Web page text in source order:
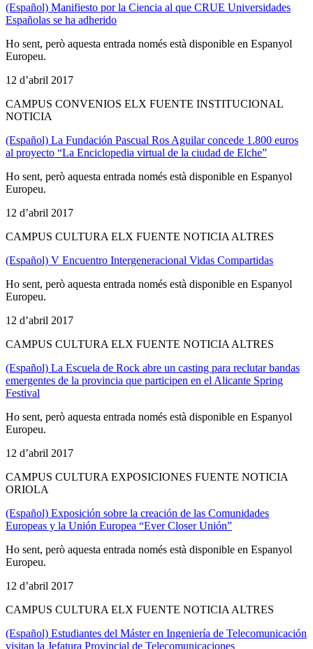
(Español) Manifiesto por la Ciencia al que CRUE Universidades
Españolas se ha adherido
Ho sent, però aquesta entrada només està disponible en Espanyol
Europeu.
12 d’abril 2017
CAMPUS CONVENIOS ELX FUENTE INSTITUCIONAL
NOTICIA
(Español) La Fundación Pascual Ros Aguilar concede 1.800 euros
al proyecto “La Enciclopedia virtual de la ciudad de Elche”
Ho sent, però aquesta entrada només està disponible en Espanyol
Europeu.
12 d’abril 2017
CAMPUS CULTURA ELX FUENTE NOTICIA ALTRES
(Español) V Encuentro Intergeneracional Vidas Compartidas
Ho sent, però aquesta entrada només està disponible en Espanyol
Europeu.
12 d’abril 2017
CAMPUS CULTURA ELX FUENTE NOTICIA ALTRES
(Español) La Escuela de Rock abre un casting para reclutar bandas
emergentes de la provincia que participen en el Alicante Spring
Festival
Ho sent, però aquesta entrada només està disponible en Espanyol
Europeu.
12 d’abril 2017
CAMPUS CULTURA EXPOSICIONES FUENTE NOTICIA
ORIOLA
(Español) Exposición sobre la creación de las Comunidades
Europeas y la Unión Europea “Ever Closer Unión”
Ho sent, però aquesta entrada només està disponible en Espanyol
Europeu.
12 d’abril 2017
CAMPUS CULTURA ELX FUENTE NOTICIA ALTRES
(Español) Estudiantes del Máster en Ingeniería de Telecomunicación
visitan la Jefatura Provincial de Telecomunicaciones